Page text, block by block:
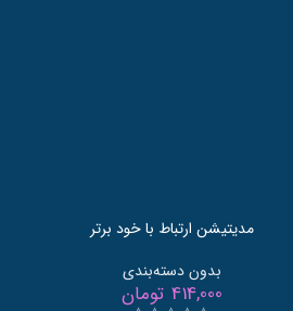
مدیتیشن ارتباط با خود برتر
بدون دسته‌بندی
414,000 تومان